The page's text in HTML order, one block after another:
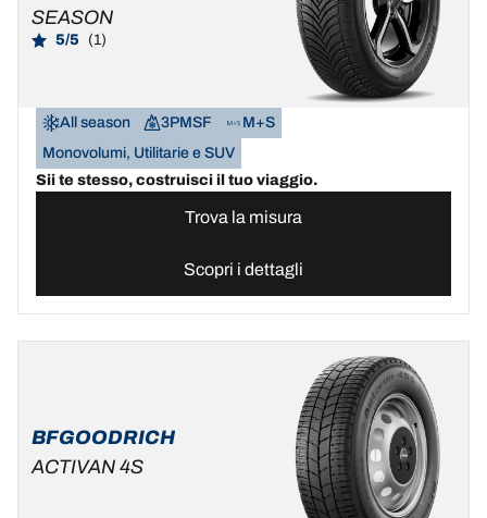
SEASON
5/5 (1)
All season 3PMSF
M+S
Monovolumi, Utilitarie e SUV
Sii te stesso, costruisci il tuo viaggio.
Trova la misura
Scopri i dettagli
BFGOODRICH
ACTIVAN 4S